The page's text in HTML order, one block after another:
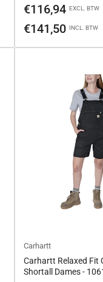
Normale
€116,94EXCL. BTW
€141,50 INCL. BTW
Carhartt
Carhartt Relaxed Fit
Shortall Dames -